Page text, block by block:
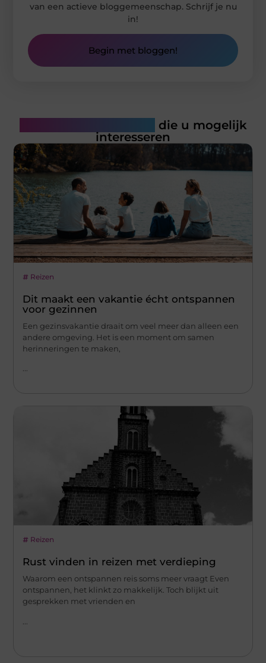
van een actieve bloggemeenschap. Schrijf je nu
in!
Begin met bloggen!
die u mogelijk
interesseren
Reizen
Dit maakt een vakantie écht ontspannen
voor gezinnen
Een gezinsvakantie draait om veel meer dan alleen een
andere omgeving. Het is een moment om samen
herinneringen te maken,
...
Reizen
Rust vinden in reizen met verdieping
Waarom een ontspannen reis soms meer vraagt Even
ontspannen, het klinkt zo makkelijk. Toch blijkt uit
gesprekken met vrienden en